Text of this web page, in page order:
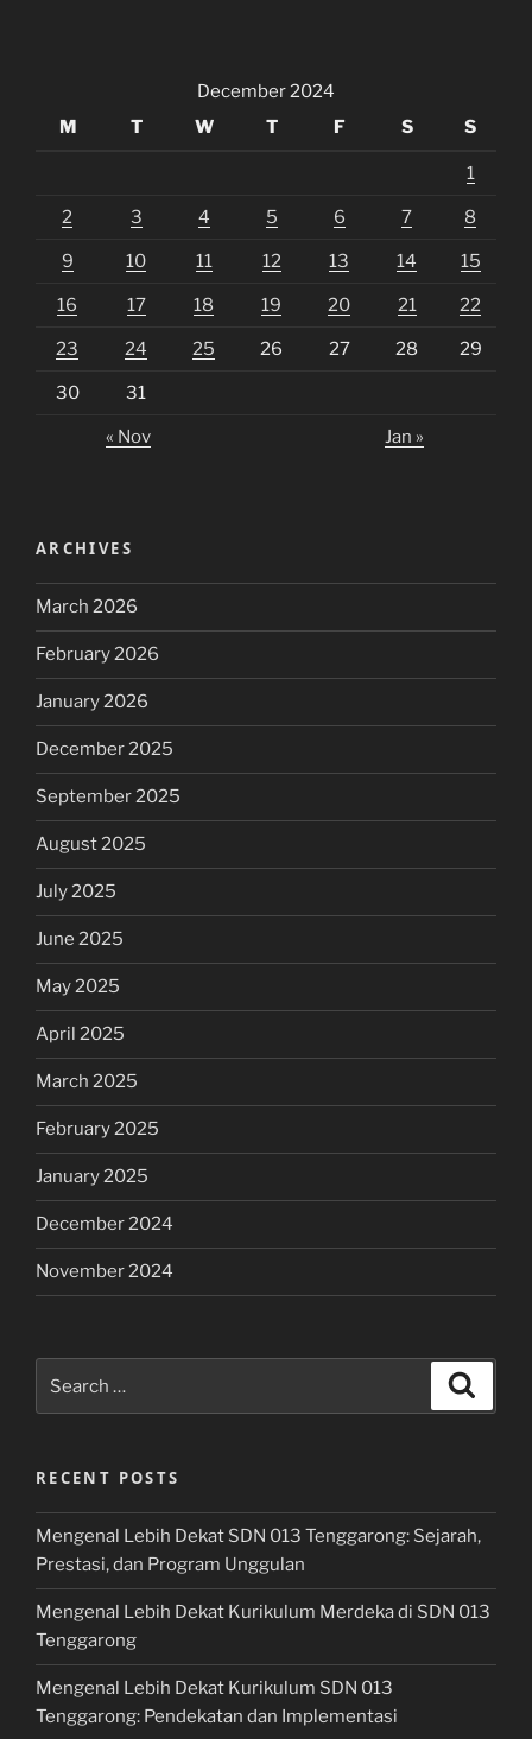
December 2024
M
T W T F S S
1
2 3 4 5 6 7 8
9 10 11 12 13 14 15
16 17 18 19 20 21 22
23 24 25 26 27 28 29
30 31
« Nov Jan »
ARCHIVES
March 2026
February 2026
January 2026
December 2025
September 2025
August 2025
July 2025
June 2025
May 2025
April 2025
March 2025
February 2025
January 2025
December 2024
November 2024
for:
RECENT POSTS
Mengenal Lebih Dekat SDN 013 Tenggarong: Sejarah,
Prestasi, dan Program Unggulan
Mengenal Lebih Dekat Kurikulum Merdeka di SDN 013
Tenggarong
Mengenal Lebih Dekat Kurikulum SDN 013
Tenggarong: Pendekatan dan Implementasi